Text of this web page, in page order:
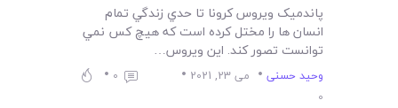
پاندميک ويروس کرونا تا حدي زندگي تمام
انسان ها را مختل کرده است که هيچ کس نمي
توانست تصور کند. اين ويروس…
وحید حسنی می 23, 2021
0
0